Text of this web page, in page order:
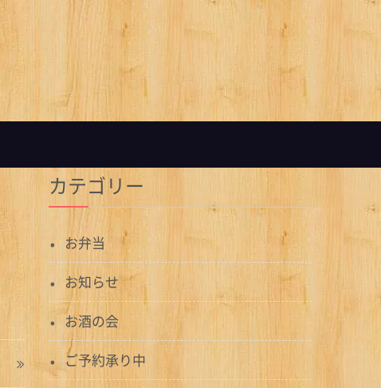
カテゴリー
お弁当
お知らせ
お酒の会
ご予約承り中